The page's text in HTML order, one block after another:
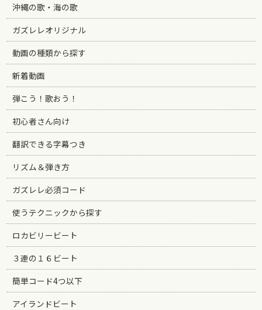
沖縄の歌・海の歌
ガズレレオリジナル
動画の種類から探す
新着動画
弾こう！歌おう！
初心者さん向け
翻訳できる字幕つき
リズム＆弾き方
ガズレレ必須コード
使うテクニックから探す
ロカビリービート
３連の１６ビート
簡単コード4つ以下
アイランドビート